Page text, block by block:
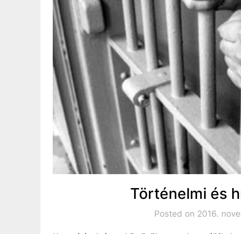
Történelmi és
Posted on 2016.